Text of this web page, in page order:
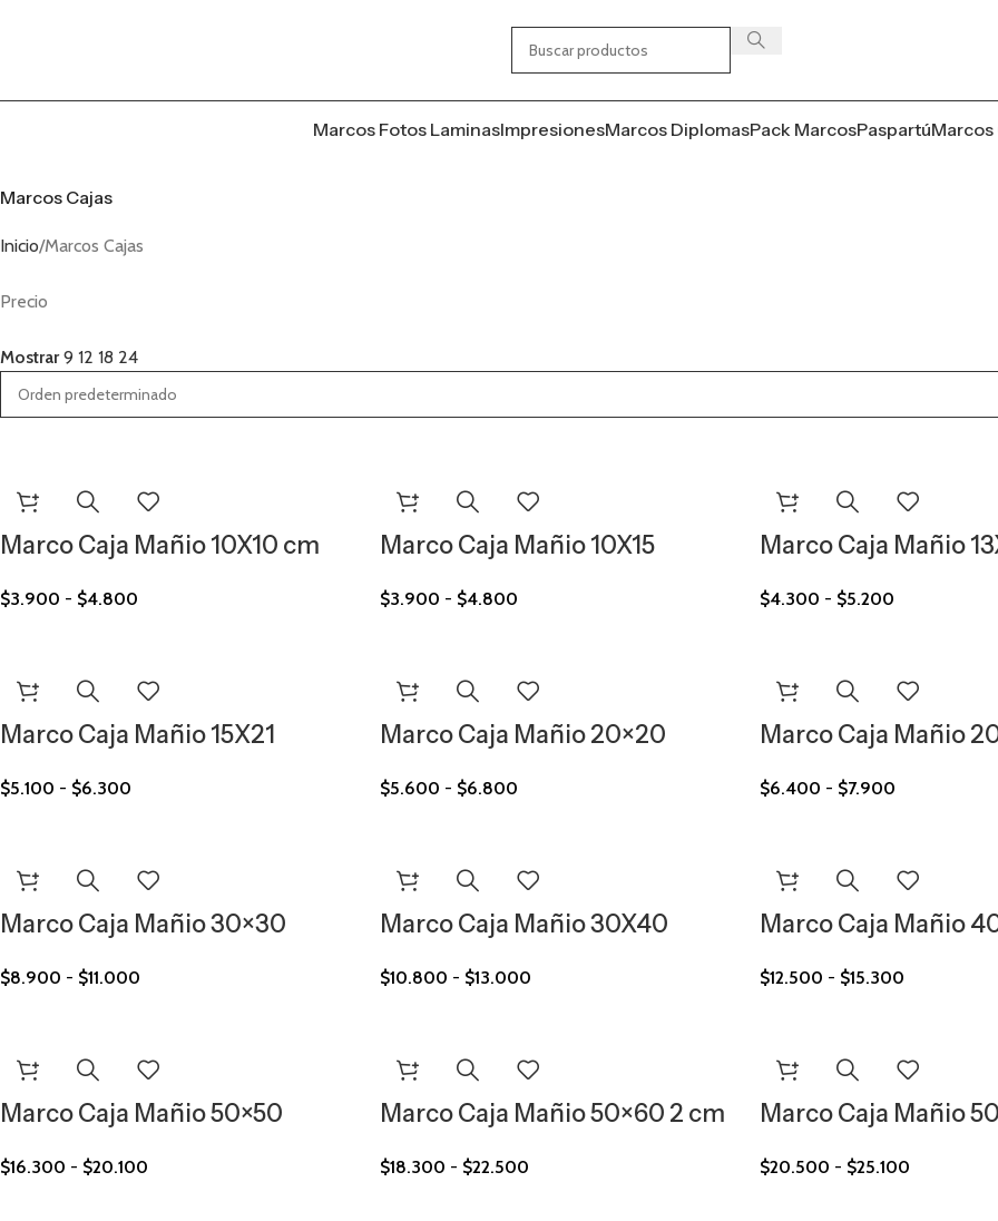
Marcos Fotos LaminasImpresionesMarcos DiplomasPack MarcosPaspartúMarcos
Marcos Cajas
Inicio Marcos Cajas
Precio
Mostrar9 12 18 24
Marco Caja Mañio 10X10 cm
$3.900 - $4.800
Marco Caja Mañio 10X15
$3.900 - $4.800
Marco Caja Mañio
$4.300 - $5.200
Marco Caja Mañio 15X21
$5.100 - $6.300
Marco Caja Mañio 20×20
$5.600 - $6.800
Marco Caja Mañio
$6.400 - $7.900
Marco Caja Mañio 30×30
$8.900 - $11.000
Marco Caja Mañio 30X40
$10.800 - $13.000
Marco Caja Mañio
$12.500 - $15.300
Marco Caja Mañio 50×50
$16.300 - $20.100
Marco Caja Mañio 50×60 2 cm
$18.300 - $22.500
Marco Caja Mañio
$20.500 - $25.100